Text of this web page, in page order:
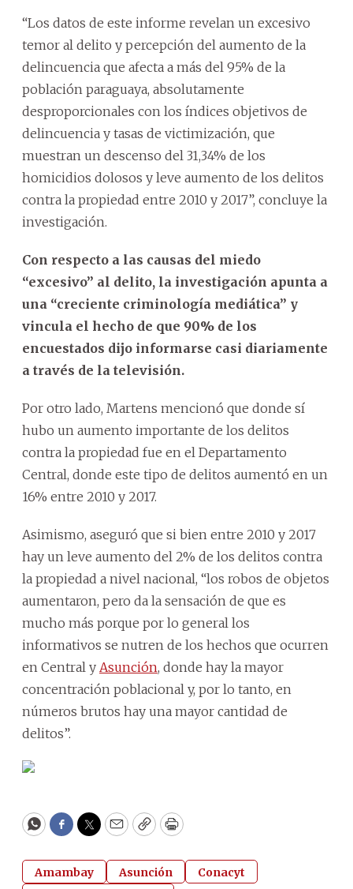
“Los datos de este informe revelan un excesivo
temor al delito y percepción del aumento de la
delincuencia que afecta a más del 95% de la
población paraguaya, absolutamente
desproporcionales con los índices objetivos de
delincuencia y tasas de victimización, que
muestran un descenso del 31,34% de los
homicidios dolosos y leve aumento de los delitos
contra la propiedad entre 2010 y 2017”, concluye la
investigación.
Con respecto a las causas del miedo
“excesivo” al delito, la investigación apunta a
una “creciente criminología mediática” y
vincula el hecho de que 90% de los
encuestados dijo informarse casi diariamente
a través de la televisión.
Por otro lado, Martens mencionó que donde sí
hubo un aumento importante de los delitos
contra la propiedad fue en el Departamento
Central, donde este tipo de delitos aumentó en un
16% entre 2010 y 2017.
Asimismo, aseguró que si bien entre 2010 y 2017
hay un leve aumento del 2% de los delitos contra
la propiedad a nivel nacional, “los robos de objetos
aumentaron, pero da la sensación de que es
mucho más porque por lo general los
informativos se nutren de los hechos que ocurren
en Central y Asunción, donde hay la mayor
concentración poblacional y, por lo tanto, en
números brutos hay una mayor cantidad de
delitos”.
WhatsApp
Facebook
Twitter
EmailCopyPrint
Amambay Asunción
Conacyt